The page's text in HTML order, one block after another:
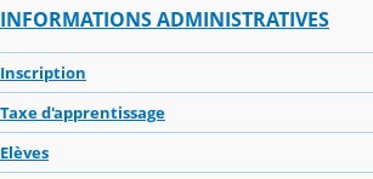
INFORMATIONS ADMINISTRATIVES
Inscription
Taxe d'apprentissage
Elèves